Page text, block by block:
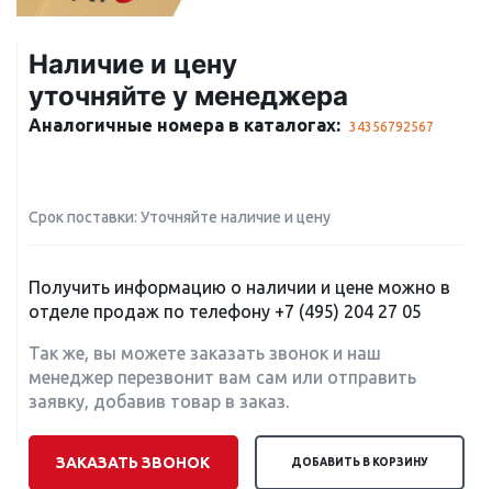
Наличие и цену
уточняйте у менеджера
Аналогичные номера в каталогах: 34356792567
Срок поставки: Уточняйте наличие и цену
Получить информацию о наличии и цене можно в
отделе продаж по телефону +7 (495) 204 27 05
Так же, вы можете заказать звонок и наш
менеджер перезвонит вам сам или отправить
заявку, добавив товар в заказ.
ЗАКАЗАТЬ ЗВОНОК ДОБАВИТЬ В КОРЗИНУ